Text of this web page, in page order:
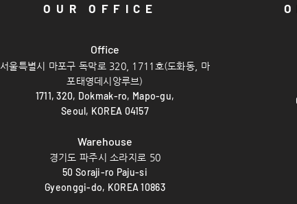
OUR OFFICE
Office
서울특별시 마포구 독막로 320, 1711호(도화동, 마
포태영데시앙루브)
1711, 320, Dokmak-ro, Mapo-gu,
Seoul, KOREA 04157
Warehouse
경기도 파주시 소라지로 50
50 Soraji-ro Paju-si
Gyeonggi-do, KOREA 10863